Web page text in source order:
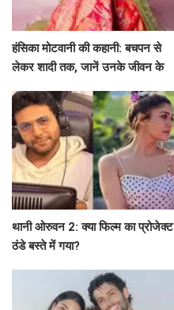
हंसिका मोटवानी की कहानी: बचपन से
लेकर शादी तक, जानें उनके जीवन के
थानी ओरुवन 2: क्या फिल्म का प्रोजेक्ट
ठंडे बस्ते में गया?